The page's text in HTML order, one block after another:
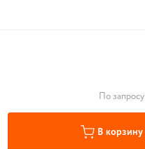
По запросу
В корзину